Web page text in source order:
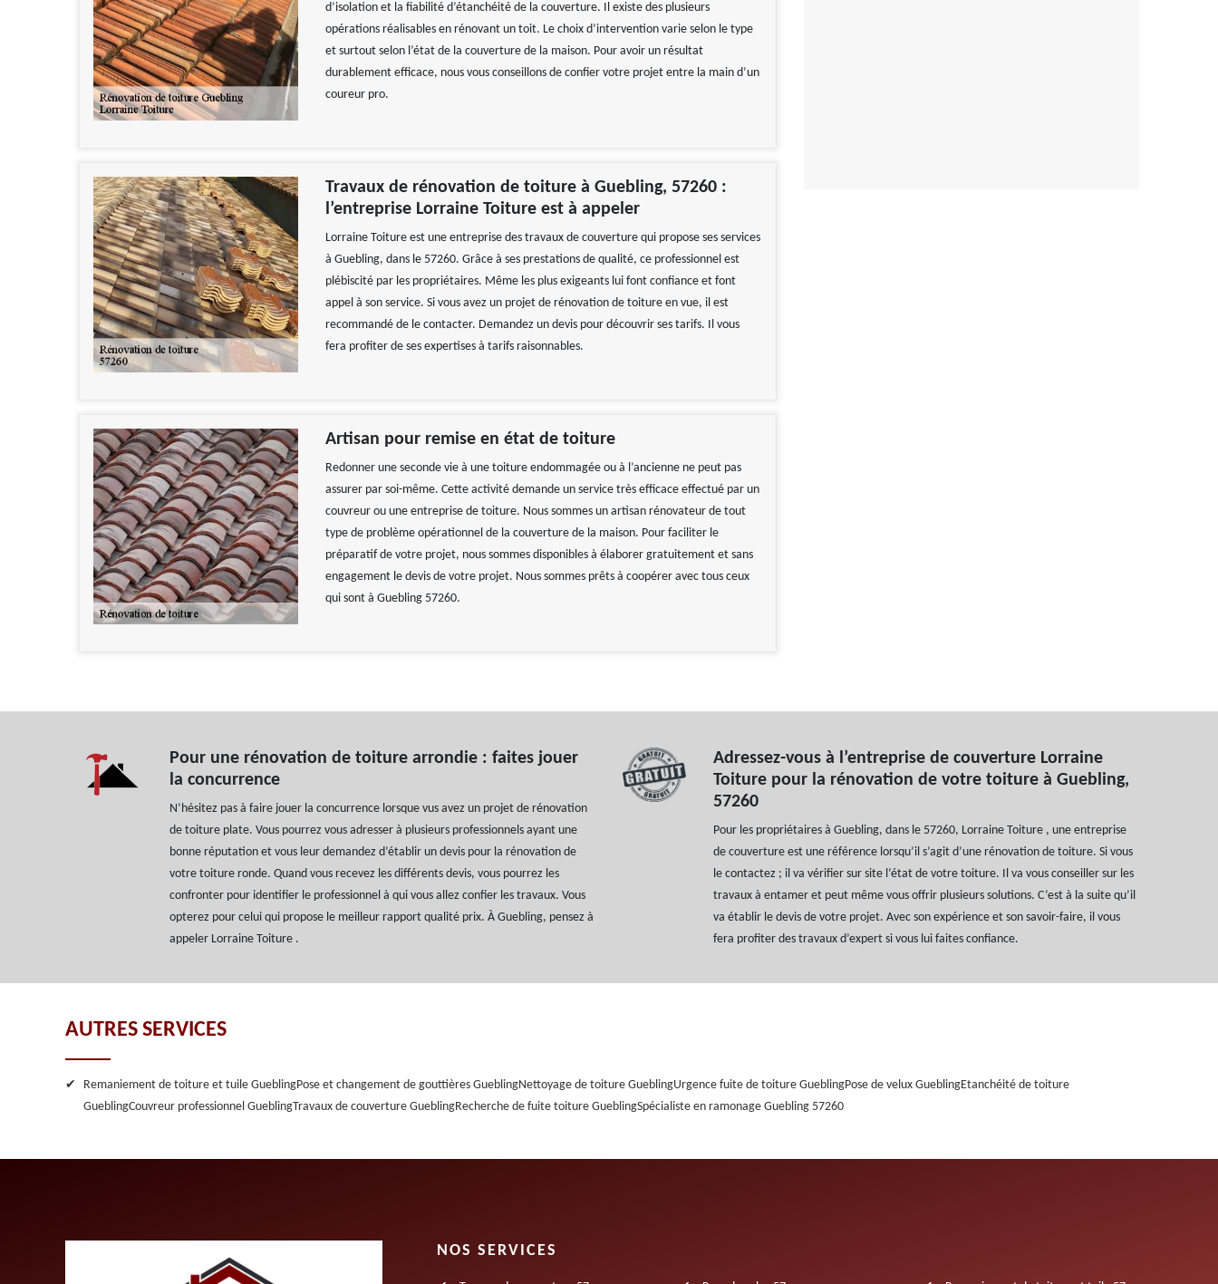
d’isolation et la fiabilité d’étanchéité de la couverture. Il existe des plusieurs
opérations réalisables en rénovant un toit. Le choix d’intervention varie selon le type
et surtout selon l’état de la couverture de la maison. Pour avoir un résultat
durablement efficace, nous vous conseillons de confier votre projet entre la main d’un
coureur pro.
Travaux de rénovation de toiture à Guebling, 57260 :
l’entreprise Lorraine Toiture est à appeler
Lorraine Toiture est une entreprise des travaux de couverture qui propose ses services
à Guebling, dans le 57260. Grâce à ses prestations de qualité, ce professionnel est
plébiscité par les propriétaires. Même les plus exigeants lui font confiance et font
appel à son service. Si vous avez un projet de rénovation de toiture en vue, il est
recommandé de le contacter. Demandez un devis pour découvrir ses tarifs. Il vous
fera profiter de ses expertises à tarifs raisonnables.
Artisan pour remise en état de toiture
Redonner une seconde vie à une toiture endommagée ou à l’ancienne ne peut pas
assurer par soi-même. Cette activité demande un service très efficace effectué par un
couvreur ou une entreprise de toiture. Nous sommes un artisan rénovateur de tout
type de problème opérationnel de la couverture de la maison. Pour faciliter le
préparatif de votre projet, nous sommes disponibles à élaborer gratuitement et sans
engagement le devis de votre projet. Nous sommes prêts à coopérer avec tous ceux
qui sont à Guebling 57260.
Pour une rénovation de toiture arrondie : faites jouer
la concurrence
N’hésitez pas à faire jouer la concurrence lorsque vus avez un projet de rénovation
de toiture plate. Vous pourrez vous adresser à plusieurs professionnels ayant une
bonne réputation et vous leur demandez d’établir un devis pour la rénovation de
votre toiture ronde. Quand vous recevez les différents devis, vous pourrez les
confronter pour identifier le professionnel à qui vous allez confier les travaux. Vous
opterez pour celui qui propose le meilleur rapport qualité prix. À Guebling, pensez à
appeler Lorraine Toiture .
Adressez-vous à l’entreprise de couverture Lorraine
Toiture pour la rénovation de votre toiture à Guebling,
57260
Pour les propriétaires à Guebling, dans le 57260, Lorraine Toiture , une entreprise
de couverture est une référence lorsqu’il s’agit d’une rénovation de toiture. Si vous
le contactez ; il va vérifier sur site l’état de votre toiture. Il va vous conseiller sur les
travaux à entamer et peut même vous offrir plusieurs solutions. C’est à la suite qu’il
va établir le devis de votre projet. Avec son expérience et son savoir-faire, il vous
fera profiter des travaux d’expert si vous lui faites confiance.
AUTRES SERVICES
Remaniement de toiture et tuile GueblingPose et changement de gouttières GueblingNettoyage de toiture GueblingUrgence fuite de toiture GueblingPose de velux GueblingEtanchéité de toiture
GueblingCouvreur professionnel GueblingTravaux de couverture GueblingRecherche de fuite toiture GueblingSpécialiste en ramonage Guebling 57260
NOS SERVICES